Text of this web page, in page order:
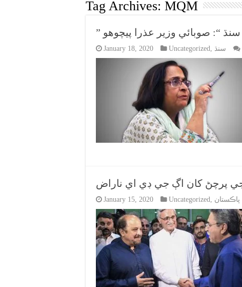
Tag Archives: MQM
سنڌ “: صوبائي وزير عذرا پيچوهو
January 18, 2020 Uncategorized, سنڌ
جي پرچڻ کان اڳ جي ڊي اي ناراض
January 15, 2020 Uncategorized, پاڪستان